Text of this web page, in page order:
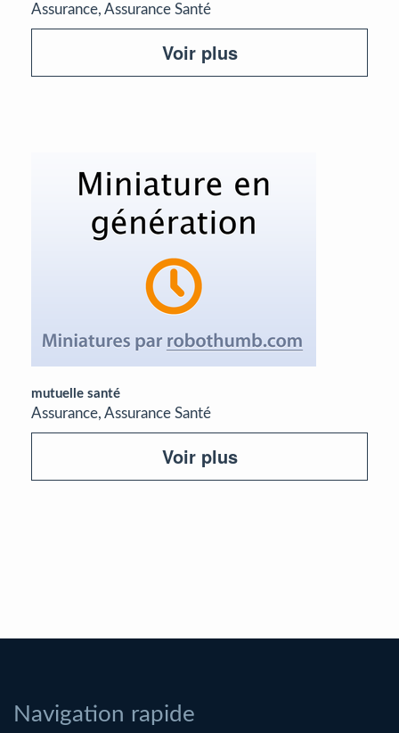
Assurance, Assurance Santé
Voir plus
mutuelle santé
Assurance, Assurance Santé
Voir plus
Navigation rapide